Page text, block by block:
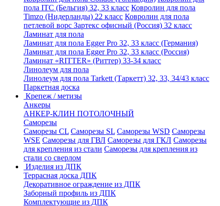
пола ITC (Бельгия) 32, 33 класс Ковролин для пола
Timzo (Нидерланды) 22 класс Ковролин для пола
петлевой ворс Зартекс офисный (Россия) 32 класс
Ламинат для пола
Ламинат для пола Egger Pro 32, 33 класс (Германия)
Ламинат для пола Egger Pro 32, 33 класс (Россия)
Ламинат «RITTER» (Риттер) 33-34 класс
Линолеум для пола
Линолеум для пола Tarkett (Таркетт) 32, 33, 34/43 класс
Паркетная доска
Крепеж / метизы
Анкеры
АНКЕР-КЛИН ПОТОЛОЧНЫЙ
Саморезы
Саморезы CL Саморезы SL Саморезы WSD Саморезы
WSE Саморезы для ГВЛ Саморезы для ГКЛ Саморезы
для крепления из стали Саморезы для крепления из
стали со сверлом
Изделия из ДПК
Террасная доска ДПК
Декоративное ограждение из ДПК
Заборный профиль из ДПК
Комплектующие из ДПК